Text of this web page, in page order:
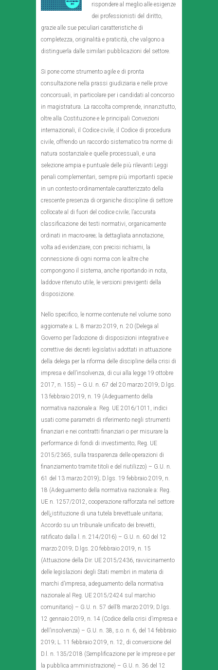
rispondere al meglio alle esigenze
dei professionisti del diritto,
grazie alle sue peculiari caratteristiche di
completezza, originalità e praticità, che valgono a
distinguerla dalle similari pubblicazioni del settore.
Si pone come strumento agile e di pronta
consultazione nella prassi giudiziaria e nelle prove
concorsuali, in particolare per i candidati al concorso
in magistratura. La raccolta comprende, innanzitutto,
oltre alla Costituzione e le principali Convezioni
internazionali, il Codice civile, il Codice di procedura
civile, offrendo un raccordo sistematico tra norme di
natura sostanziale e quelle processuali, e una
selezione ampia e puntuale delle più rilevanti Leggi
penali complementari, sempre più importanti specie
in un contesto ordinamentale caratterizzato della
crescente presenza di organiche discipline di settore
collocate al di fuori del codice civile; l’accurata
classificazione dei testi normativi, organicamente
ordinati in macro-aree; la dettagliata annotazione,
volta ad evidenziare, con precisi richiami, la
connessione di ogni norma con le altre che
compongono il sistema, anche riportando in nota,
laddove ritenuto utile, le versioni previgenti della
disposizione.
Nello specifico, le norme contenute nel volume sono
aggiornate a: L. 8 marzo 2019, n. 20 (Delega al
Governo per l’adozione di disposizioni integrative e
correttive dei decreti legislativi adottati in attuazione
della delega per la riforma delle discipline della crisi di
impresa e dell’insolvenza, di cui alla legge 19 ottobre
2017, n. 155) – G.U. n. 67 del 20 marzo 2019; D.lgs.
13 febbraio 2019, n. 19 (Adeguamento della
normativa nazionale a: Reg. UE 2016/1011, indici
usati come parametri di riferimento negli strumenti
finanziari e nei contratti finanziari o per misurare la
performance di fondi di investimento; Reg. UE
2015/2365, sulla trasparenza delle operazioni di
finanziamento tramite titoli e del riutilizzo) – G.U. n.
61 del 13 marzo 2019); D.lgs. 19 febbraio 2019, n.
18 (Adeguamento della normativa nazionale a: Reg.
UE n. 1257/2012, cooperazione rafforzata nel settore
dell¿istituzione di una tutela brevettuale unitaria;
Accordo su un tribunale unificato dei brevetti,
ratificato dalla l. n. 214/2016) – G.U. n. 60 del 12
marzo 2019; D.lgs. 20 febbraio 2019, n. 15
(Attuazione della Dir. UE 2015/2436, ravvicinamento
delle legislazioni degli Stati membri in materia di
marchi d’impresa, adeguamento della normativa
nazionale al Reg. UE 2015/2424 sul marchio
comunitario) – G.U. n. 57 dell’8 marzo 2019; D.lgs.
12 gennaio 2019, n. 14 (Codice della crisi d’impresa e
dell’insolvenza) – G.U. n. 38, s.o. n. 6, del 14 febbraio
2019; L. 11 febbraio 2019, n. 12, di conversione del
D.l. n. 135/2018 (Semplificazione per le imprese e per
la pubblica amministrazione) – G.U. n. 36 del 12